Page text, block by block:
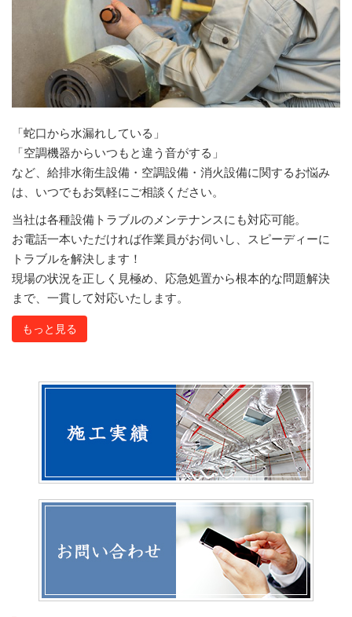
「蛇口から水漏れしている」
「空調機器からいつもと違う音がする」
など、給排水衛生設備・空調設備・消火設備に関するお悩み
は、いつでもお気軽にご相談ください。
当社は各種設備トラブルのメンテナンスにも対応可能。
お電話一本いただければ作業員がお伺いし、スピーディーに
トラブルを解決します！
現場の状況を正しく見極め、応急処置から根本的な問題解決
まで、一貫して対応いたします。
もっと見る